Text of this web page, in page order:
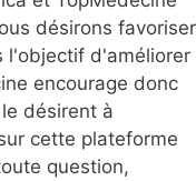
désirons favoriser
l'objectif d'améliorer
encourage donc
désirent à
cette plateforme
question,